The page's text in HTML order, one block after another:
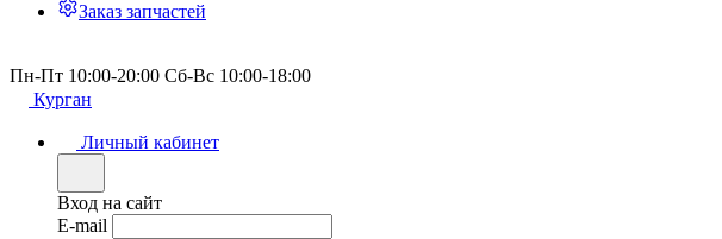
Заказ запчастей
Пн-Пт 10:00-20:00 Сб-Вс 10:00-18:00
Курган
Личный кабинет
Вход на сайт
E-mail